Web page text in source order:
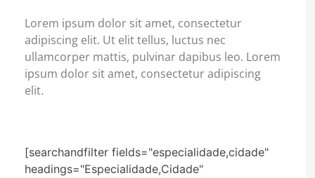
Lorem ipsum dolor sit amet, consectetur
adipiscing elit. Ut elit tellus, luctus nec
ullamcorper mattis, pulvinar dapibus leo. Lorem
ipsum dolor sit amet, consectetur adipiscing
elit.
[searchandfilter fields="especialidade,cidade"
headings="Especialidade,Cidade"